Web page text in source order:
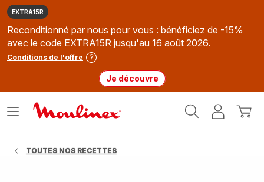
EXTRA15R
Reconditionné par nous pour vous : bénéficiez de -15%
avec le code EXTRA15R jusqu'au 16 août 2026.
Conditions de l'offre
Je découvre
MonMon
Ouvrir
TOUTES NOS RECETTES